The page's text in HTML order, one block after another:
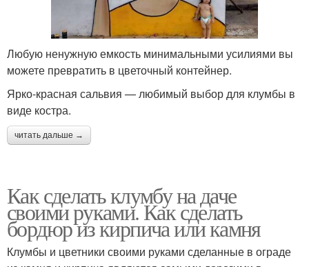
Любую ненужную емкость минимальными усилиями вы
можете превратить в цветочный контейнер.
Ярко-красная сальвия — любимый выбор для клумбы в
виде костра.
читать дальше →
Как сделать клумбу на даче
своими руками. Как сделать
бордюр из кирпича или камня
Клумбы и цветники своими руками сделанные в ограде